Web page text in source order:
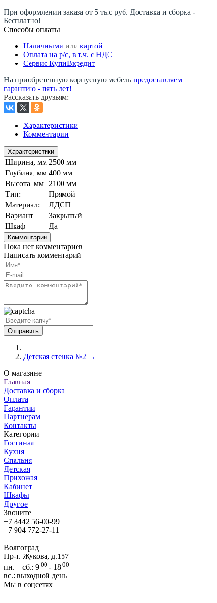
При оформлении заказа от 5 тыс руб. Доставка и сборка -
Бесплатно!
Способы оплаты
Наличными или картой
Оплата на р/c, в т.ч. с НДС
Сервис КупиВкредит
На приобретенную корпусную мебель предоставляем
гарантию - пять лет!
Рассказать друзьям:
Характеристики
Комментарии
Характеристики
Ширина, мм 2500 мм.
Глубина, мм 400 мм.
Высота, мм
2100 мм.
Тип:
Прямой
Материал:
ЛДСП
Вариант
Закрытый
Шкаф
Да
Комментарии
Пока нет комментариев
Написать комментарий
Детская стенка №2 →
О магазине
Главная
Доставка и сборка
Оплата
Гарантии
Партнерам
Контакты
Категории
Гостиная
Кухня
Спальня
Детская
Прихожая
Кабинет
Шкафы
Другое
Звоните
+7 8442 56-00-99
+7 904 772-27-11
Волгоград
Пр-т. Жукова, д.157
пн. – сб.: 9 00 - 18 00
вс.: выходной день
Мы в соцсетях